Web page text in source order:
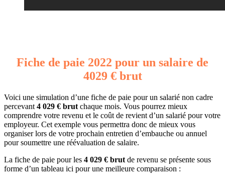
Fiche de paie 2022 pour un salaire de
4029 € brut
Voici une simulation d’une fiche de paie pour un salarié non cadre
percevant 4 029 € brut chaque mois. Vous pourrez mieux
comprendre votre revenu et le coût de revient d’un salarié pour votre
employeur. Cet exemple vous permettra donc de mieux vous
organiser lors de votre prochain entretien d’embauche ou annuel
pour soumettre une réévaluation de salaire.
La fiche de paie pour les 4 029 € brut de revenu se présente sous
forme d’un tableau ici pour une meilleure comparaison :